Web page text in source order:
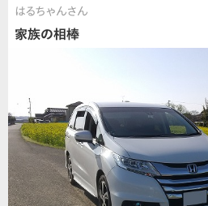
はるちゃんさん
家族の相棒